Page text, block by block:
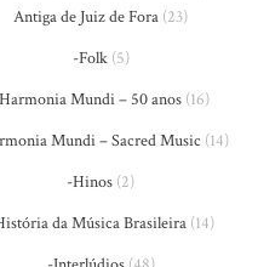
Antiga de Juiz de Fora (23)
-Folk(5)
Mundi – 50 anos(16)
Mundi – Sacred Music (14)
-Hinos (2)
da Música Brasileira(14)